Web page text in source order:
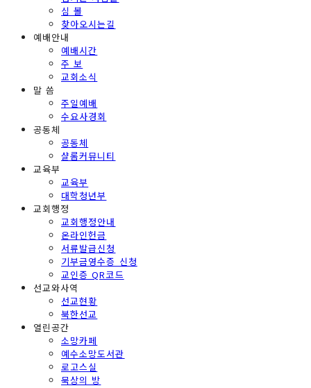
심 볼
찾아오시는길
예배안내
예배시간
주 보
교회소식
말 씀
주일예배
수요사경회
공동체
공동체
샬롬커뮤니티
교육부
교육부
대학청년부
교회행정
교회행정안내
온라인헌금
서류발급신청
기부금영수증 신청
교인증 QR코드
선교와사역
선교현황
북한선교
열린공간
소망카페
예수소망도서관
로고스실
묵상의 방